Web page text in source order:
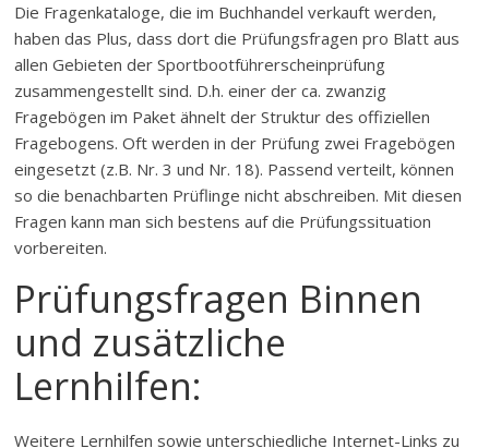
Die Fragenkataloge, die im Buchhandel verkauft werden,
haben das Plus, dass dort die Prüfungsfragen pro Blatt aus
allen Gebieten der Sportbootführerscheinprüfung
zusammengestellt sind. D.h. einer der ca. zwanzig
Fragebögen im Paket ähnelt der Struktur des offiziellen
Fragebogens. Oft werden in der Prüfung zwei Fragebögen
eingesetzt (z.B. Nr. 3 und Nr. 18). Passend verteilt, können
so die benachbarten Prüflinge nicht abschreiben. Mit diesen
Fragen kann man sich bestens auf die Prüfungssituation
vorbereiten.
Prüfungsfragen Binnen
und zusätzliche
Lernhilfen:
Weitere Lernhilfen sowie unterschiedliche Internet-Links zu